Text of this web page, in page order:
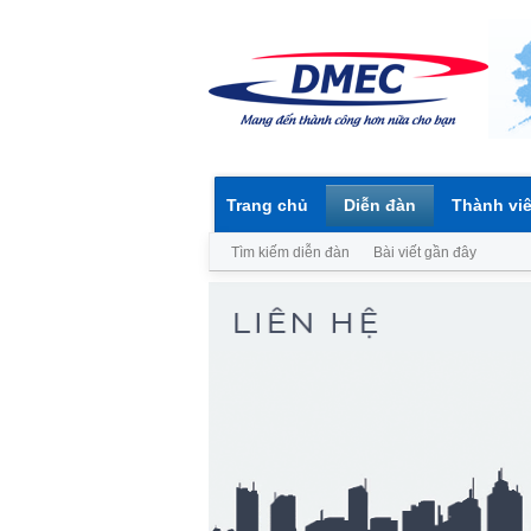
Trang chủ Diễn đàn
Tìm kiếm diễn đàn Bài viết gần đây
Thành